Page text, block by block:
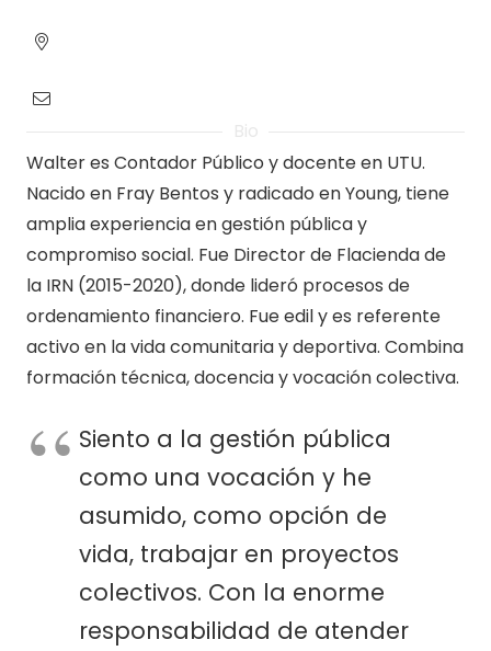
Walter es Contador Público y docente en UTU.
Nacido en Fray Bentos y radicado en Young, tiene
amplia experiencia en gestión pública y
compromiso social. Fue Director de Flacienda de
la IRN (2015-2020), donde lideró procesos de
ordenamiento financiero. Fue edil y es referente
activo en la vida comunitaria y deportiva. Combina
formación técnica, docencia y vocación colectiva.
Siento a la gestión pública
como una vocación y he
asumido, como opción de
vida, trabajar en proyectos
colectivos. Con la enorme
responsabilidad de atender